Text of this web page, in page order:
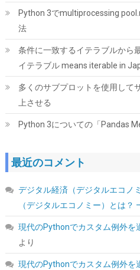
対応 80PLUS Gold認証 ATX 3.1 認
ケーブル付属 CP-9020297-JP
(54152) GBP 87.66
ちら)
UGREEN 2.5 インチ HDD/SSD ケ
SATA3.0 高速ハードディスクケー
まで対応/自動スリープ/UASP 対応
インジケーターで状態が一目/工具
54231355 GBP 4.62
Python 3でmultiprocessing
法
条件に一致するイテラブルから
イテラブル means iterable in
多くのサブプロットを使用して
上させる
Python 3についての「Pandas
最近のコメント
デジタル経済（デジタルエコノ
（デジタルエコノミー）とは？
現代のPythonでカスタム例外を
より
現代のPythonでカスタム例外を